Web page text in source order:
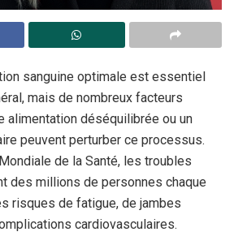
sanguine optimale est essentiel
mais de nombreux facteurs
alimentation déséquilibrée ou un
peuvent perturber ce processus.
de la Santé, les troubles
des millions de personnes chaque
risques de fatigue, de jambes
cardiovasculaires.